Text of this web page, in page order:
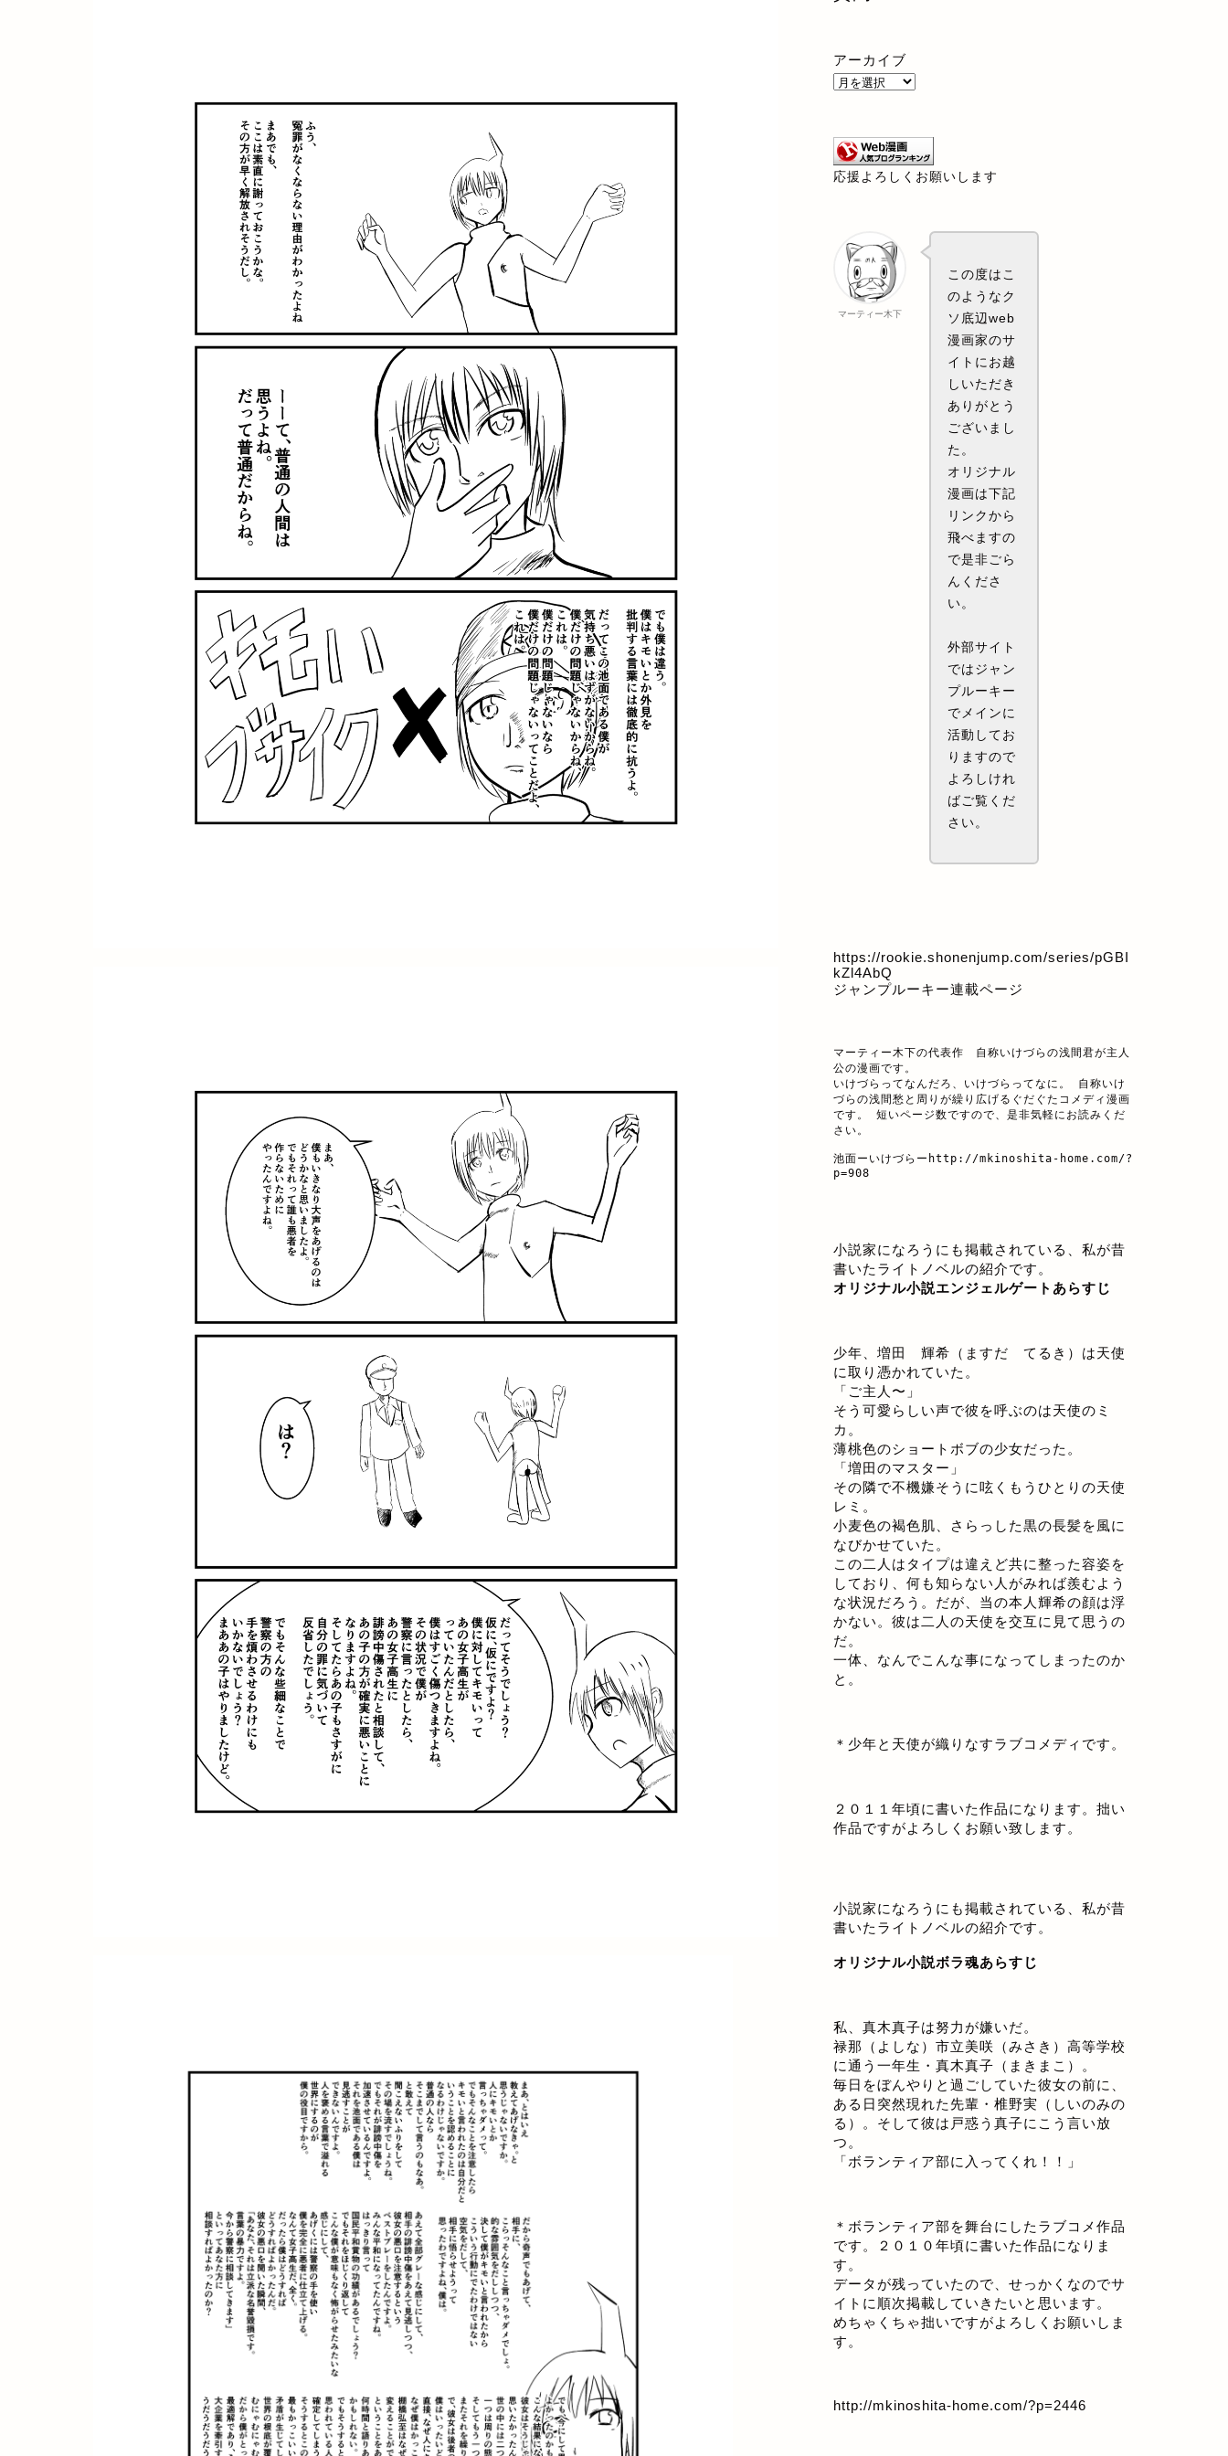
アーカイブ
応援よろしくお願いします
マーティー木下
この度はこ
のようなク
ソ底辺web
漫画家のサ
イトにお越
しいただき
ありがとう
ございまし
た。
オリジナル
漫画は下記
リンクから
飛べますの
で是非ごら
んくださ
い。
外部サイト
ではジャン
プルーキー
でメインに
活動してお
りますので
よろしけれ
ばご覧くだ
さい。
https://rookie.shonenjump.com/series/pGBI
kZl4AbQ
ジャンプルーキー連載ページ
マーティー木下の代表作　自称いけづらの浅間君が主人
公の漫画です。
いけづらってなんだろ、いけづらってなに。 自称いけ
づらの浅間愁と周りが繰り広げるぐだぐたコメディ漫画
です。 短いページ数ですので、是非気軽にお読みくだ
さい。
池面ーいけづらー http://mkinoshita-home.com/?
p=908
小説家になろうにも掲載されている、私が昔
書いたライトノベルの紹介です。
オリジナル小説エンジェルゲートあらすじ
少年、増田 輝希（ますだ てるき）は天使
に取り憑かれていた。
「ご主人〜」
そう可愛らしい声で彼を呼ぶのは天使のミ
カ。
薄桃色のショートボブの少女だった。
「増田のマスター」
その隣で不機嫌そうに呟くもうひとりの天使
レミ。
小麦色の褐色肌、さらっした黒の長髪を風に
なびかせていた。
この二人はタイプは違えど共に整った容姿を
しており、何も知らない人がみれば羨むよう
な状況だろう。だが、当の本人輝希の顔は浮
かない。彼は二人の天使を交互に見て思うの
だ。
一体、なんでこんな事になってしまったのか
と。
＊少年と天使が織りなすラブコメディです。
２０１１年頃に書いた作品になります。拙い
作品ですがよろしくお願い致します。
小説家になろうにも掲載されている、私が昔
書いたライトノベルの紹介です。
オリジナル小説ボラ魂あらすじ
私、真木真子は努力が嫌いだ。
禄那（よしな）市立美咲（みさき）高等学校
に通う一年生・真木真子（まきまこ）。
毎日をぼんやりと過ごしていた彼女の前に、
ある日突然現れた先輩・椎野実（しいのみの
る）。そして彼は戸惑う真子にこう言い放
つ。
「ボランティア部に入ってくれ！！」
＊ボランティア部を舞台にしたラブコメ作品
です。２０１０年頃に書いた作品になりま
す。
データが残っていたので、せっかくなのでサ
イトに順次掲載していきたいと思います。
めちゃくちゃ拙いですがよろしくお願いしま
す。
http://mkinoshita-home.com/?p=2446